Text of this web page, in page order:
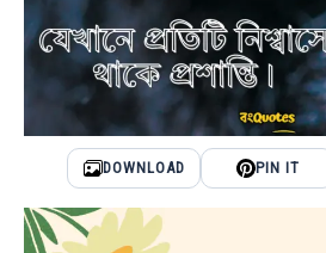
DOWNLOAD PIN IT